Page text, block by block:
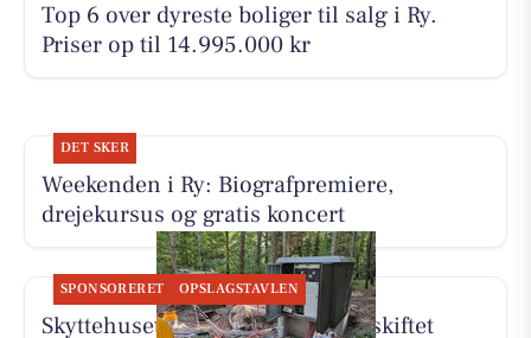
Top 6 over dyreste boliger til salg i Ry.
Priser op til 14.995.000 kr
DET SKER
Weekenden i Ry: Biografpremiere,
drejekursus og gratis koncert
SPONSORERET OPSLAGSTAVLEN
Skyttehusets Outdoor Camp får skiftet